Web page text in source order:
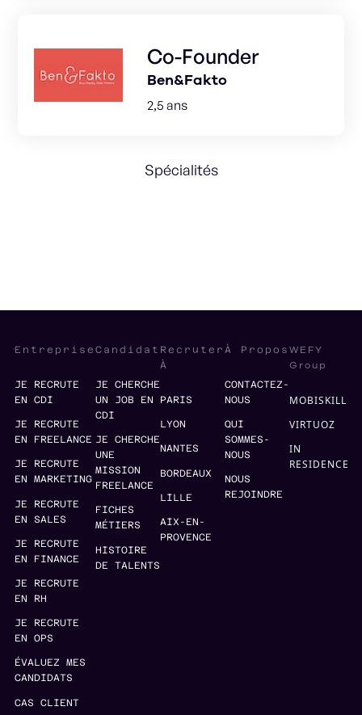
Co-Founder
Ben&Fakto
2,5 ans
Spécialités
Entreprise
JE RECRUTE
EN CDI
JE RECRUTE
EN FREELANCE
JE RECRUTE
EN MARKETING
JE RECRUTE
EN SALES
JE RECRUTE
EN FINANCE
JE RECRUTE
EN RH
JE RECRUTE
EN OPS
ÉVALUEZ MES
CANDIDATS
CAS CLIENT
Candidat
JE CHERCHE
UN JOB EN
CDI
JE CHERCHE
UNE
MISSION
FREELANCE
FICHES
MÉTIERS
HISTOIRE
DE TALENTS
Recruter
À
PARIS
LYON
NANTES
BORDEAUX
LILLE
AIX-EN-
PROVENCE
À Propos
CONTACTEZ-
NOUS
QUI
SOMMES-
NOUS
NOUS
REJOINDRE
WEFY
Group
MOBISKILL
VIRTUOZ
IN
RESIDENCE